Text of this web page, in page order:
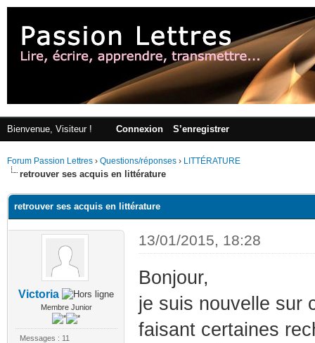
Bienvenue, Visiteur ! Connexion S’enregistrer
Forum Passion Lettres › Questions/réponses › LITTÉRATURE
retrouver ses acquis en littérature
retrouver ses acquis en littérature
Victoria
Membre Junior
Messages : 11
13/01/2015, 18:28
Bonjour,
je suis nouvelle sur
faisant certaines